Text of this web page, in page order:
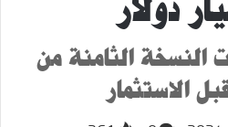
النسخة الثامنة من
الاستثمار